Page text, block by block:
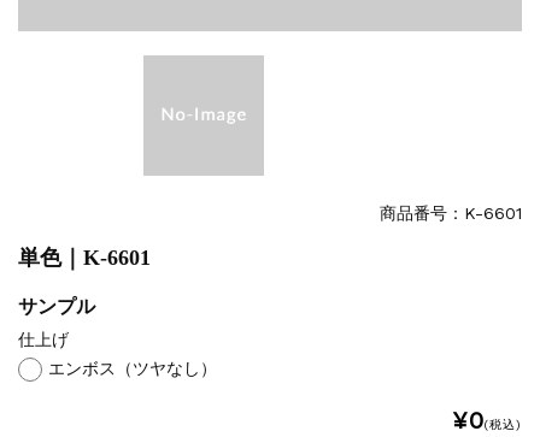
商品番号：K-6601
単色｜K-6601
サンプル
仕上げ
エンボス（ツヤなし）
¥0(税込)